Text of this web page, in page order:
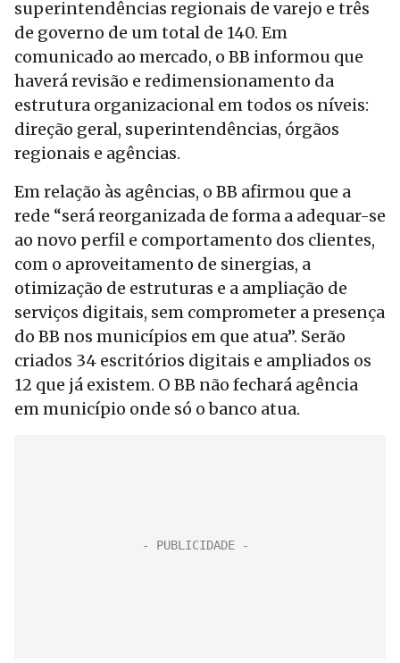
superintendências regionais de varejo e três
de governo de um total de 140. Em
comunicado ao mercado, o BB informou que
haverá revisão e redimensionamento da
estrutura organizacional em todos os níveis:
direção geral, superintendências, órgãos
regionais e agências.
Em relação às agências, o BB afirmou que a
rede “será reorganizada de forma a adequar-se
ao novo perfil e comportamento dos clientes,
com o aproveitamento de sinergias, a
otimização de estruturas e a ampliação de
serviços digitais, sem comprometer a presença
do BB nos municípios em que atua”. Serão
criados 34 escritórios digitais e ampliados os
12 que já existem. O BB não fechará agência
em município onde só o banco atua.